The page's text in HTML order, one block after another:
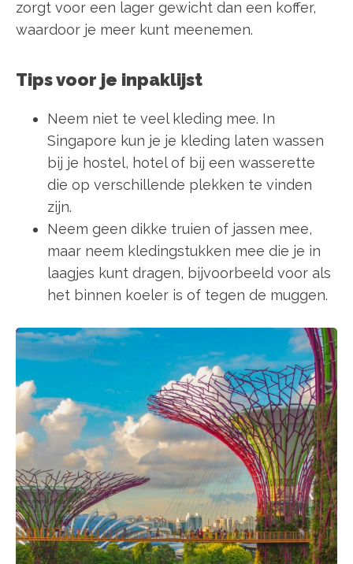
zorgt voor een lager gewicht dan een koffer,
waardoor je meer kunt meenemen.
Tips voor je inpaklijst
Neem niet te veel kleding mee. In
Singapore kun je je kleding laten wassen
bij je hostel, hotel of bij een wasserette
die op verschillende plekken te vinden
zijn.
Neem geen dikke truien of jassen mee,
maar neem kledingstukken mee die je in
laagjes kunt dragen, bijvoorbeeld voor als
het binnen koeler is of tegen de muggen.